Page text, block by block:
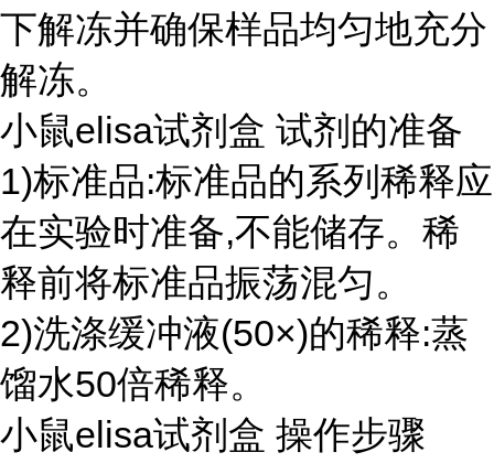
下解冻并确保样品均匀地充分
解冻。
小鼠elisa试剂盒 试剂的准备
1)标准品:标准品的系列稀释应
在实验时准备,不能储存。稀
释前将标准品振荡混匀。
2)洗涤缓冲液(50×)的稀释:蒸
馏水50倍稀释。
小鼠elisa试剂盒 操作步骤